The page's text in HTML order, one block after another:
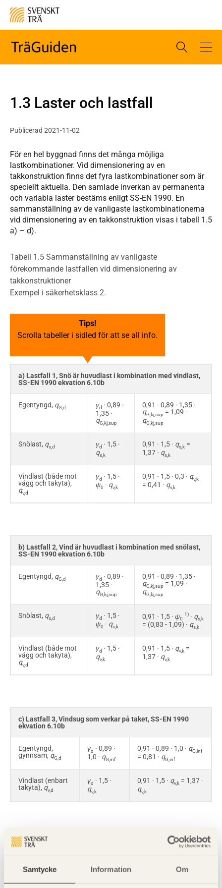
Samtycke Information Om
1.3 Laster och lastfall
Publicerad 2021-11-02
För en hel byggnad finns det många möjliga
lastkombinationer. Vid dimensionering av en
takkonstruktion finns det fyra lastkombinationer som är
speciellt aktuella. Den samlade inverkan av permanenta
och variabla laster bestäms enligt SS-EN 1990. En
sammanställning av de vanligaste lastkombinationerna
vid dimensionering av en takkonstruktion visas i tabell 1.5
a) – d).
Tabell 1.5 Sammanställning av vanligaste
förekommande lastfallen vid dimensionering av
takkonstruktioner
Exempel i säkerhetsklass 2.
Tips!
Scrolla tabeller i sidled för att se all info.
a) Lastfall 1, Snö är huvudlast i kombination med vindlast,
SS-EN 1990 ekvation 6.10b
Egentyngd, qG,d γd · 0,89 ·
1,35 ·
qG,kj,sup
0,91 · 0,89 · 1,35 ·
qG,kj,sup = 1,09 ·
qG,kj,sup
Snölast, qs,d γd · 1,5 ·
qs,k
0,91 · 1,5 · qs,k =
1,37 · qs,k
Vindlast (både mot
vägg och takyta),
qv,d
γd · 1,5 ·
ψ0 · qv,k
0,91 · 1,5 · 0,3 · qv,k
= 0,41 · qv,k
b) Lastfall 2, Vind är huvudlast i kombination med snölast,
SS-EN 1990 ekvation 6.10b
Egentyngd, qG,d γd · 0,89 ·
1,35 ·
qG,kj,sup
0,91 · 0,89 · 1,35 ·
qG,kj,sup = 1,09 ·
qG,kj,sup
Snölast, qs,d γd · 1,5 ·
ψ0 · qs,k
0,91 · 1,5 · ψ0
1) · qs,k
= (0,83 - 1,09) · qs,k
Vindlast (både mot
vägg och takyta),
qv,d
γd · 1,5 ·
qv,k
0,91 · 1,5 · qv,k =
1,37 · qv,k
c) Lastfall 3, Vindsug som verkar på taket, SS-EN 1990
ekvation 6.10b
Egentyngd,
gynnsam, qG,d
γd · 0,89 ·
1,0 · qG,inf
0,91 · 0,89 · 1,0 · qG,inf
= 0,81 · qG,inf
Vindlast (enbart
takyta), qv,d
γd · 1,5 ·
qv,k
0,91 · 1,5 · qv,k = 1,37 ·
qv,k
d) Lastfall 4, Snö är huvudlast i bruksgränstillstånd,
Egentyngd,